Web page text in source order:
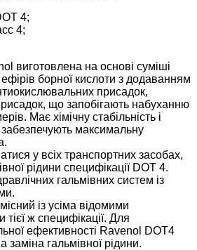
4;
4;
виготовлена ​​на основі суміші
борної кислоти з додаванням
присадок,
присадок, що запобігають набуханню
Має хімічну стабільність і
максимальну
у всіх транспортних засобах,
рідини специфікації DOT 4.
гальмівних систем із
із усіма відомими
ж специфікації. Для
ефективності Ravenol DOT4
заміна гальмівної рідини.